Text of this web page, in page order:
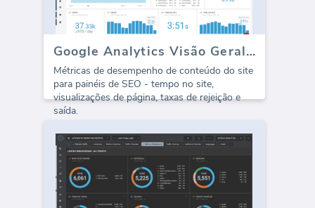
Google Analytics Visão Geral de Conteúdo
Métricas de desempenho de conteúdo do site
para painéis de SEO - tempo no site,
visualizações de página, taxas de rejeição e
saída.